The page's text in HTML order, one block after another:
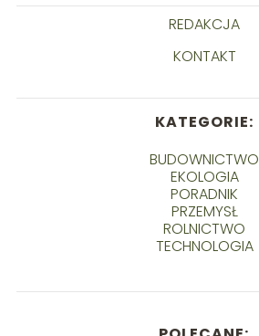
REDAKCJA
KONTAKT
KATEGORIE:
BUDOWNICTWO
EKOLOGIA
PORADNIK
PRZEMYSŁ
ROLNICTWO
TECHNOLOGIA